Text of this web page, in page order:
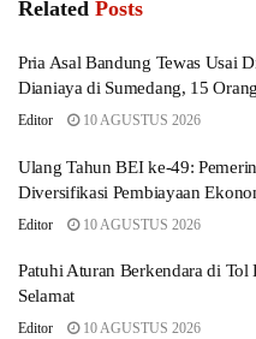
Related Posts
Pria Asal Bandung Tewas Usai
Dianiaya di Sumedang, 15
Editor 10 AGUSTUS 2026
Ulang Tahun BEI ke-49:
Diversifikasi Pembiayaan
Editor 10 AGUSTUS 2026
Patuhi Aturan Berkendara di
Selamat
Editor 10 AGUSTUS 2026